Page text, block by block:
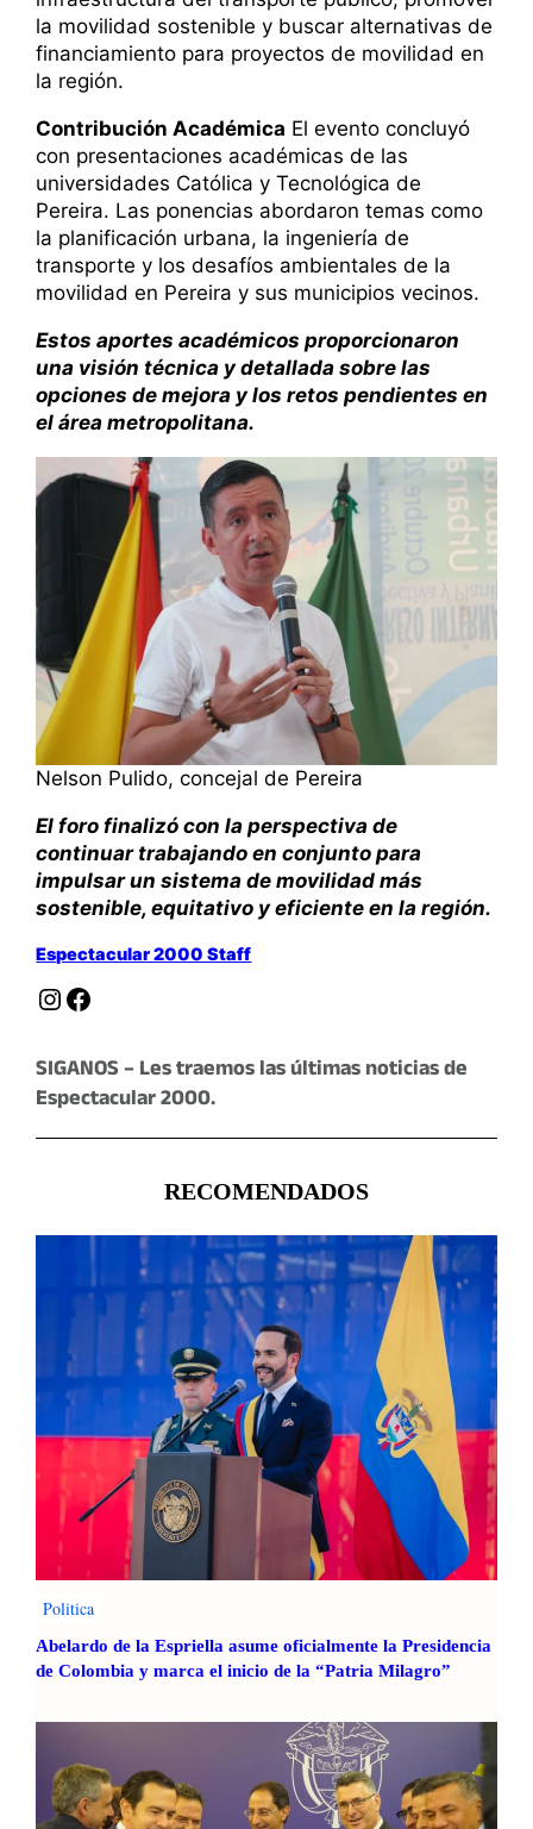
la movilidad sostenible y buscar alternativas de
financiamiento para proyectos de movilidad en
la región.
Contribución Académica El evento concluyó
con presentaciones académicas de las
universidades Católica y Tecnológica de
Pereira. Las ponencias abordaron temas como
la planificación urbana, la ingeniería de
transporte y los desafíos ambientales de la
movilidad en Pereira y sus municipios vecinos.
Estos aportes académicos proporcionaron
una visión técnica y detallada sobre las
opciones de mejora y los retos pendientes en
el área metropolitana.
Nelson Pulido, concejal de Pereira
El foro finalizó con la perspectiva de
continuar trabajando en conjunto para
impulsar un sistema de movilidad más
sostenible, equitativo y eficiente en la región.
Espectacular 2000 Staff
Instagram Facebook
SIGANOS – Les traemos las últimas noticias de
Espectacular 2000.
RECOMENDADOS
Politica
Abelardo de la Espriella asume oficialmente la Presidencia
de Colombia y marca el inicio de la “Patria Milagro”